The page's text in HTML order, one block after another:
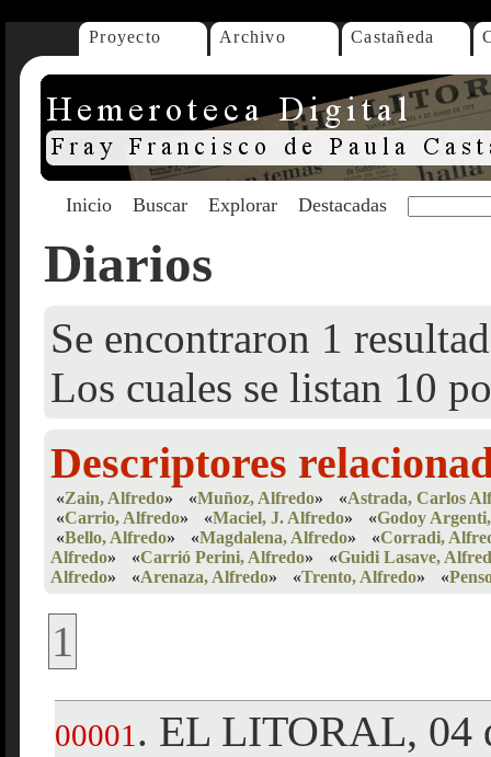
Proyecto Archivo Castañeda
Inicio Buscar Explorar Destacadas
Diarios
Se encontraron 1
Los cuales se listan 10
Descriptores
«Zain, Alfredo» «Muñoz, Alfredo» «Astrada, Carlos
«Carrio, Alfredo» «Maciel, J. Alfredo» «Godoy
«Bello, Alfredo» «Magdalena, Alfredo» «Corradi,
Alfredo» «Carrió Perini, Alfredo» «Guidi Lasave,
Alfredo» «Arenaza, Alfredo» «Trento, Alfredo» «
1
00001 . EL LITORAL, 04